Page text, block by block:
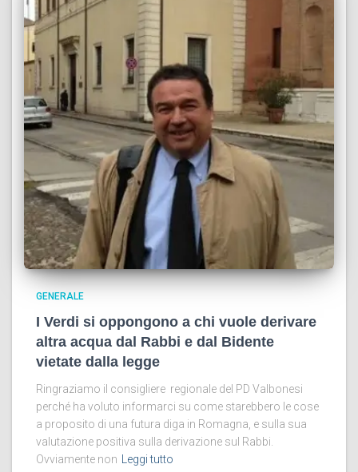
GENERALE
I Verdi si oppongono a chi vuole derivare
altra acqua dal Rabbi e dal Bidente
vietate dalla legge
Ringraziamo il consigliere regionale del PD Valbonesi
perché ha voluto informarci su come starebbero le cose
a proposito di una futura diga in Romagna, e sulla sua
valutazione positiva sulla derivazione sul Rabbi.
Ovviamente non
Leggi tutto